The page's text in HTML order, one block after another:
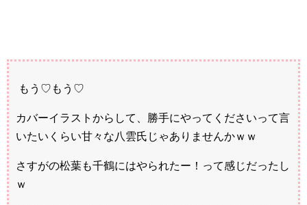
もう♡もう♡
カバーイラストからして、勝手にやってくださいって言
いたいくらい甘々な八雲氏じゃありませんかｗｗ
さすがの松葉も千鶴にはやられたー！って感じだったし
ｗ